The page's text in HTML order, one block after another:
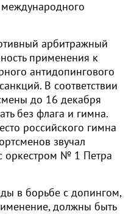
арбитражный
применения к
антидопингового
В соответствии
до 16 декабря
без флага и гимна.
российского гимна
звучал
оркестром № 1 Петра
в борьбе с допингом,
должны быть